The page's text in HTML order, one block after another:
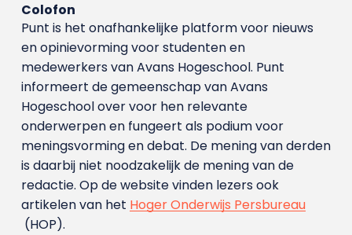
Colofon
Punt is het onafhankelijke platform voor nieuws
en opinievorming voor studenten en
medewerkers van Avans Hoge­school. Punt
informeert de gemeenschap van Avans
Hogeschool over voor hen relevante
onderwerpen en fungeert als podium voor
meningsvorming en debat. De mening van derden
is daarbij niet noodzakelijk de mening van de
redactie. Op de website vinden lezers ook
artikelen van het Hoger Onderwijs Persbureau
(HOP).